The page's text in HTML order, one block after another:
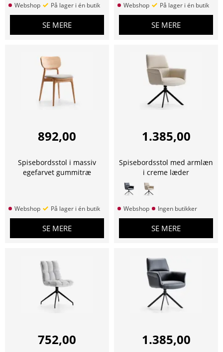
Webshop På lager i én butik
SE MERE
Webshop På lager i én butik
SE MERE
892,00
Spisebordsstol i massiv
egefarvet gummitræ
Webshop På lager i én butik
SE MERE
1.385,00
Spisebordsstol med armlæn
i creme læder
Webshop Ingen butikker
SE MERE
752,00 1.385,00